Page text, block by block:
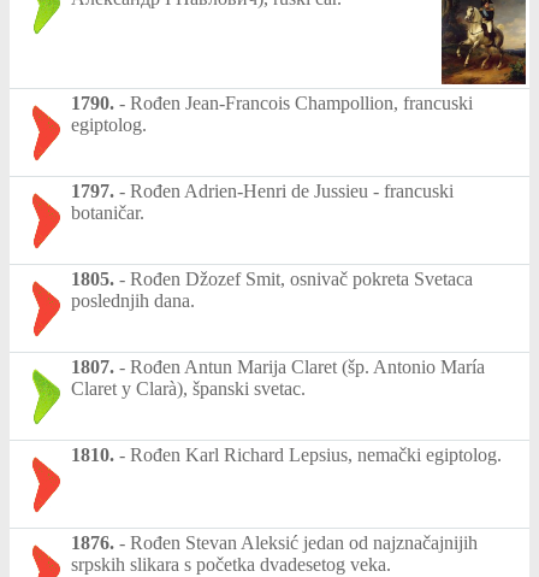
1790. - Rođen Jean-Francois Champollion, francuski
egiptolog.
1797. - Rođen Adrien-Henri de Jussieu - francuski
botaničar.
1805. - Rođen Džozef Smit, osnivač pokreta Svetaca
poslednjih dana.
1807. - Rođen Antun Marija Claret (šp. Antonio María
Claret y Clarà), španski svetac.
1810. - Rođen Karl Richard Lepsius, nemački egiptolog.
1876. - Rođen Stevan Aleksić jedan od najznačajnijih
srpskih slikara s početka dvadesetog veka.